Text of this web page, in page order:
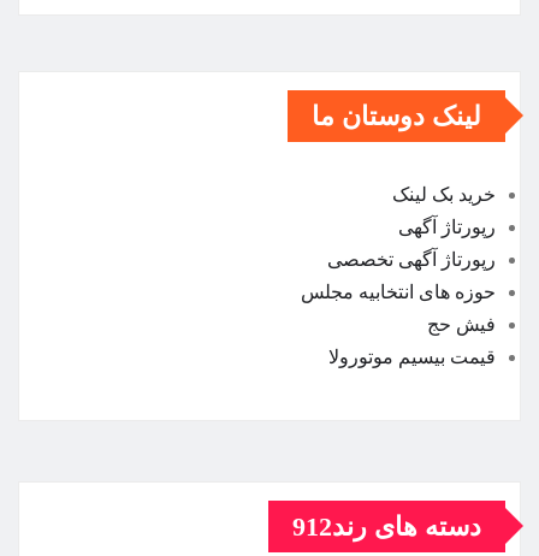
لینک دوستان ما
خرید بک لینک
رپورتاژ آگهی
رپورتاژ آگهی تخصصی
حوزه های انتخابیه مجلس
فیش حج
قیمت بیسیم موتورولا
دسته های رند912